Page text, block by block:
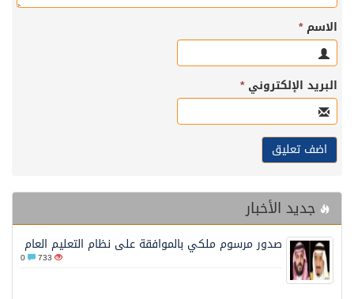
*
الإلكتروني*
جديد الأخبار
صدور مرسوم ملكي بالموافقة على نظام التعليم العام
0